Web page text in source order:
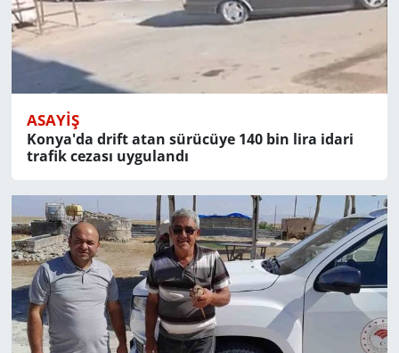
ASAYIŞ
Konya'da drift atan sürücüye 140 bin lira idari
trafik cezası uygulandı